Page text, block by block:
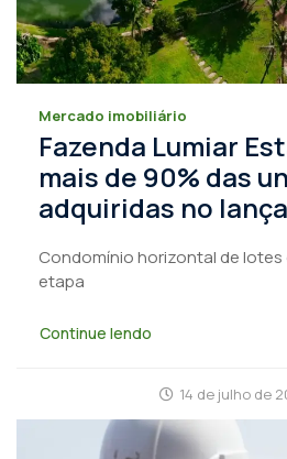
Mercado imobiliário
Fazenda Lumiar
mais de 90% das
adquiridas no
Condomínio horizontal de lotes
etapa
Continue lendo
14 de julho de